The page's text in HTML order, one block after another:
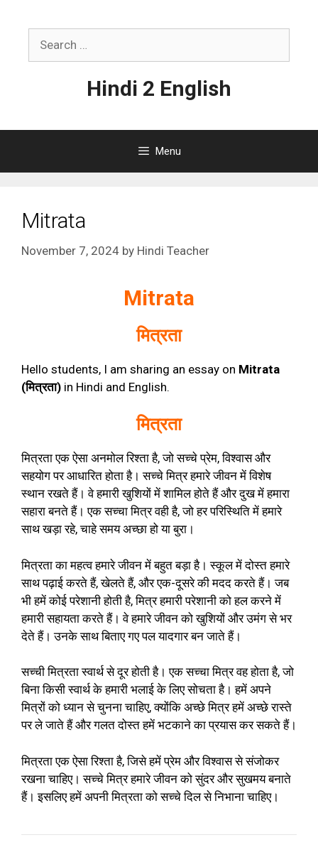
Hindi 2 English
Menu
Mitrata
November 7, 2024 by Hindi Teacher
Mitrata
मित्रता
Hello students, I am sharing an essay on Mitrata
(मित्रता) in Hindi and English.
मित्रता
मित्रता एक ऐसा अनमोल रिश्ता है, जो सच्चे प्रेम, विश्वास और
सहयोग पर आधारित होता है। सच्चे मित्र हमारे जीवन में विशेष
स्थान रखते हैं। वे हमारी खुशियों में शामिल होते हैं और दुख में हमारा
सहारा बनते हैं। एक सच्चा मित्र वही है, जो हर परिस्थिति में हमारे
साथ खड़ा रहे, चाहे समय अच्छा हो या बुरा।
मित्रता का महत्व हमारे जीवन में बहुत बड़ा है। स्कूल में दोस्त हमारे
साथ पढ़ाई करते हैं, खेलते हैं, और एक-दूसरे की मदद करते हैं। जब
भी हमें कोई परेशानी होती है, मित्र हमारी परेशानी को हल करने में
हमारी सहायता करते हैं। वे हमारे जीवन को खुशियों और उमंग से भर
देते हैं। उनके साथ बिताए गए पल यादगार बन जाते हैं।
सच्ची मित्रता स्वार्थ से दूर होती है। एक सच्चा मित्र वह होता है, जो
बिना किसी स्वार्थ के हमारी भलाई के लिए सोचता है। हमें अपने
मित्रों को ध्यान से चुनना चाहिए, क्योंकि अच्छे मित्र हमें अच्छे रास्ते
पर ले जाते हैं और गलत दोस्त हमें भटकाने का प्रयास कर सकते हैं।
मित्रता एक ऐसा रिश्ता है, जिसे हमें प्रेम और विश्वास से संजोकर
रखना चाहिए। सच्चे मित्र हमारे जीवन को सुंदर और सुखमय बनाते
हैं। इसलिए हमें अपनी मित्रता को सच्चे दिल से निभाना चाहिए।